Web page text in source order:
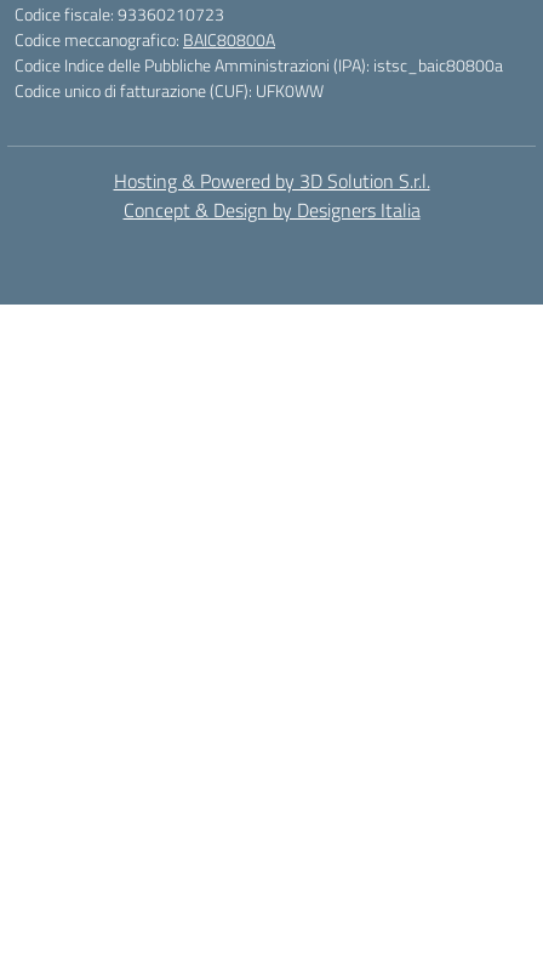
Codice fiscale: 93360210723
Codice meccanografico: BAIC80800A
Codice Indice delle Pubbliche Amministrazioni (IPA): istsc_baic80800a
Codice unico di fatturazione (CUF): UFK0WW
Hosting & Powered by 3D Solution S.r.l.
Concept & Design by Designers Italia